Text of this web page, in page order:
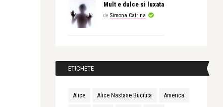
Mult e dulce si luxata
de Simona Catrina
ETICHETE
Alice Alice Nastase Buciuta America